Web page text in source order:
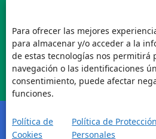
Para ofrecer las mejores
para almacenar y/o acceder a la
de estas tecnologías nos permitirá
navegación o las identificaciones
consentimiento, puede afectar
funciones.
Política de
Cookies
Política de
Personales